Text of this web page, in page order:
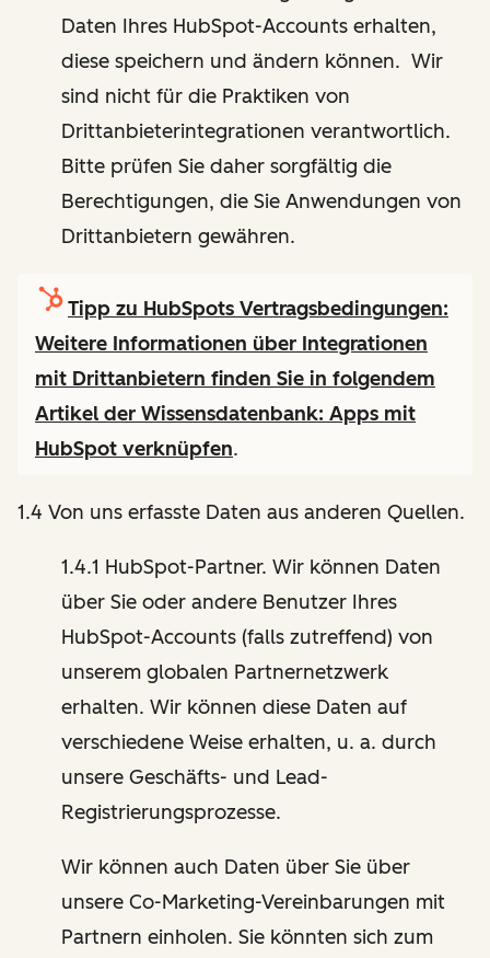
Daten Ihres HubSpot-Accounts erhalten,
diese speichern und ändern können. Wir
sind nicht für die Praktiken von
Drittanbieterintegrationen verantwortlich.
Bitte prüfen Sie daher sorgfältig die
Berechtigungen, die Sie Anwendungen von
Drittanbietern gewähren.
Tipp zu HubSpots Vertragsbedingungen:
Weitere Informationen über Integrationen
mit Drittanbietern finden Sie in folgendem
Artikel der Wissensdatenbank: Apps mit
HubSpot verknüpfen.
1.4 Von uns erfasste Daten aus anderen Quellen.
1.4.1 HubSpot-Partner. Wir können Daten
über Sie oder andere Benutzer Ihres
HubSpot-Accounts (falls zutreffend) von
unserem globalen Partnernetzwerk
erhalten. Wir können diese Daten auf
verschiedene Weise erhalten, u. a. durch
unsere Geschäfts- und Lead-
Registrierungsprozesse.
Wir können auch Daten über Sie über
unsere Co-Marketing-Vereinbarungen mit
Partnern einholen. Sie könnten sich zum